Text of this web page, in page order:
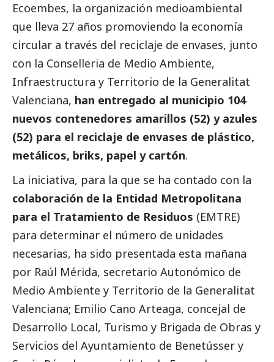
Ecoembes, la organización medioambiental
que lleva 27 años promoviendo la economía
circular a través del reciclaje de envases, junto
con la Conselleria de Medio Ambiente,
Infraestructura y Territorio de la Generalitat
Valenciana, han entregado al municipio 104
nuevos contenedores amarillos (52) y azules
(52) para el reciclaje de envases de plástico,
metálicos, briks, papel y cartón.
La iniciativa, para la que se ha contado con la
colaboración de la Entidad Metropolitana
para el Tratamiento de Residuos (EMTRE)
para determinar el número de unidades
necesarias, ha sido presentada esta mañana
por Raúl Mérida, secretario Autonómico de
Medio Ambiente y Territorio de la Generalitat
Valenciana; Emilio Cano Arteaga, concejal de
Desarrollo Local, Turismo y Brigada de Obras y
Servicios del Ayuntamiento de Benetússer y